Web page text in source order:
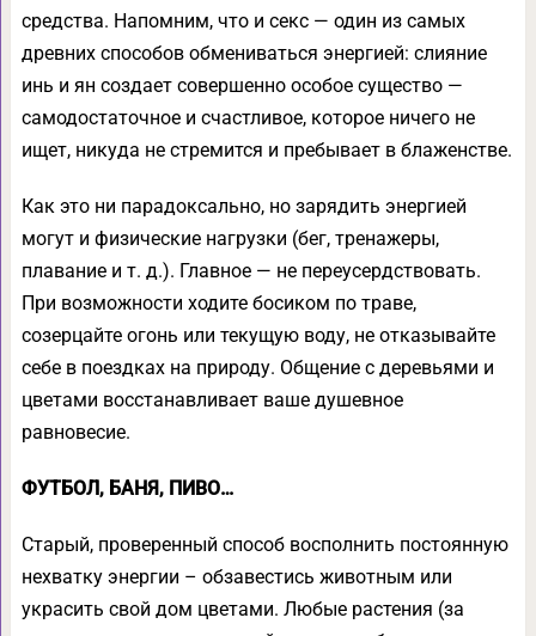
средства. Напомним, что и секс — один из самых
древних способов обмениваться энергией: слияние
инь и ян создает совершенно особое существо —
самодостаточное и счастливое, которое ничего не
ищет, никуда не стремится и пребывает в блаженстве.
Как это ни парадоксально, но зарядить энергией
могут и физические нагрузки (бег, тренажеры,
плавание и т. д.). Главное — не переусердствовать.
При возможности ходите босиком по траве,
созерцайте огонь или текущую воду, не отказывайте
себе в поездках на природу. Общение с деревьями и
цветами восстанавливает ваше душевное
равновесие.
ФУТБОЛ, БАНЯ, ПИВО…
Старый, проверенный способ восполнить постоянную
нехватку энергии – обзавестись животным или
украсить свой дом цветами. Любые растения (за